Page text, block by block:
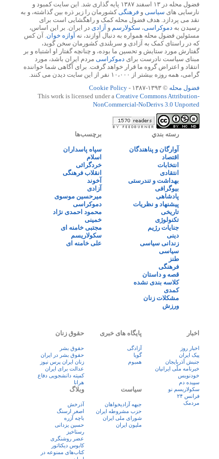
فضول محله در ۱۳ اسفند ۱۳۸۷ پایه گذاری شد. این سایت کمبود و
نارسایی های سیاسی و فرهنگیکشورمان را زیر ذره بین گذاشته، و به
نقد می پردازد. هدف فضول محله کمک و راهگشایی است برای
رسیدن به دموکراسی، سکولارسم و آزادی در ایران. بر این اساس،
مسئولین فضول محله همواره به دنبال آوازند، نه آوازه خوان. آن کس
که در راستای کمک به آزادی و سربلندی کشورمان سخن گوید،
گفتارش مورد ستایش و تحسین ما بوده، و چنانچه گفتار او اشتباه و بر
مبنای سیاست نادرست برای دموکراسی مردم ایران باشد، مورد
انتقاد و اعتراض گروه ما قرار خواهد گرفت. برای آگاهی شما خواننده
گرامی، همه روزه بیشتر از ۱۰،۰۰۰ نفر از این سایت دیدن می کنند.
فضول محله © ۱۳۹۳-۱۳۸۷ -
Cookie Policy
This work is licensed under a Creative Commons Attribution-
NonCommercial-NoDerivs 3.0 Unported
رسته بندي
آوارگان و پناهندگان
اقتصاد
انتخابات
انتقادی
بهداشت و تندرستی
بیوگرافی
پادشاهی
پیشنهاد و نظریات
تاریخی
تکنولوژی
جنایات رژیم
دینی
زندانی سیاسی
سیاسی
طنز
فرهنگی
قصه و داستان
کلاسه بندی نشده
کمدی
مشکلات زنان
ورزش
برچسب‌ها
سپاه پاسداران
اسلام
خردگرائی
انقلاب فرهنگی
آخوند
آزادی
میرحسین موسوی
دموکراسی
محمود احمدی نژاد
خمینی
مجتبی خامنه ای
سکولاریسم
علی خامنه ای
اخبار
اخبار روز
پيک ايران
جنبش آذربایجان
خبرنامه ملّی ایرانیان
خودنویس
سپیده دم
سکولاریسم نو
فرانس ۲۴
مردمک
پایگاه های خبری
آزادگی
گویا
همبوم
حقوق زنان
حقوق بشر
حقوق بشر در ایران
زنان ايران پرس نيوز
عدالت برای ایران
کمیته دانشجویی دفاع
هرانا
سیاست
جبهه آزادیخواهان
حزب مشروطه ایران
شورای ملی ایران
ملیون ایران
وبلاگ
آذرخش
اصغر ارسنگ
باچه آزره
حسین یزدانی
رستاخیز
عضر روشنگری
کابوس دیکتاتور
کتاب‌های ممنوعه در